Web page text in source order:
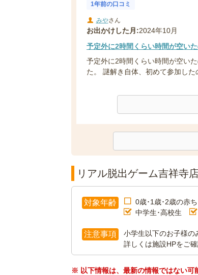
1年前の口コミ
みやさん
お出かけした月:2024年10月
予定外に2時間くらい時間が空い
予定外に2時間くらい時間が空い
た。 謎解き自体、初めて参加した
リアル脱出ゲーム吉祥寺
対象年齢 0歳･1歳･2歳の赤
中学生･高校生
注意事項
小学生以下のお子様の
詳しくは施設HPをご確
※ 以下情報は、最新の情報ではない可